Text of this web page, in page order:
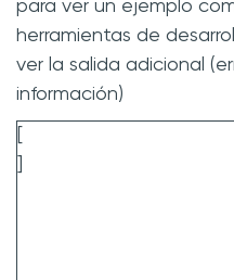
para ver un ejemplo
herramientas de
ver la salida adicional
información)